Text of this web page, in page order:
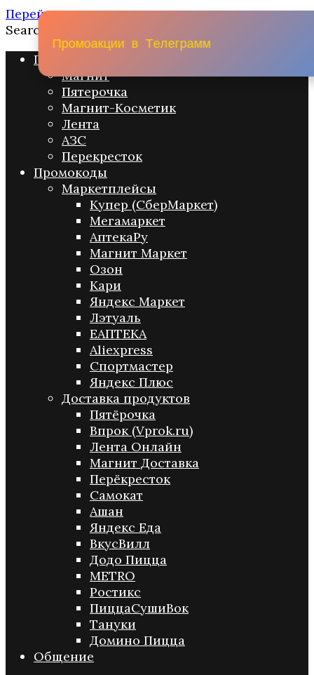
Перейти к содержанию
Search for:
Промо акции
Магнит
Пятерочка
Магнит-Косметик
Лента
АЗС
Перекресток
Промокоды
Маркетплейсы
Купер (СберМаркет)
Мегамаркет
АптекаРу
Магнит Маркет
Озон
Кари
Яндекс Маркет
Лэтуаль
ЕАПТЕКА
Aliexpress
Спортмастер
Яндекс Плюс
Доставка продуктов
Пятёрочка
Впрок (Vprok.ru)
Лента Онлайн
Магнит Доставка
Перёкресток
Самокат
Ашан
Яндекс Еда
ВкусВилл
Додо Пицца
METRO
Ростикс
ПиццаСушиВок
Тануки
Домино Пицца
Общение
Промоакции в Телеграмм